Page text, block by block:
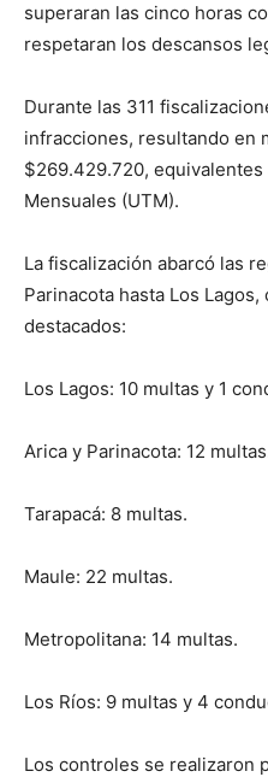
superaran las cinco horas
respetaran los descansos
Durante las 311
infracciones, resultando en
$269.429.720,
Mensuales (UTM).
La fiscalización abarcó las
Parinacota hasta Los
destacados:
Los Lagos: 10 multas y 1
Arica y Parinacota: 12
Tarapacá: 8 multas.
Maule: 22 multas.
Metropolitana: 14 multas.
Los Ríos: 9 multas y 4
Los controles se realizaron